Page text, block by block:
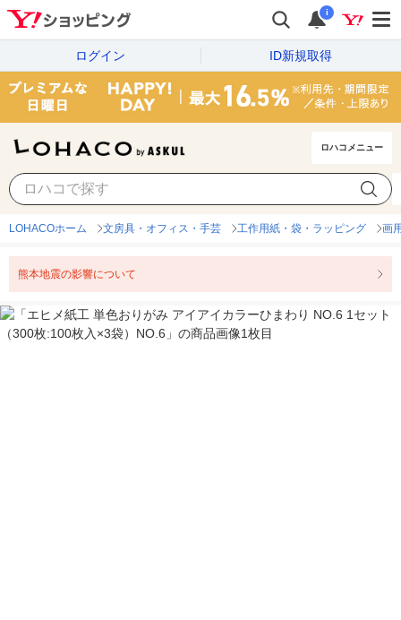
i
ログイン ID新規取得
ロハコメニュー
LOHACOホーム 文房具・オフィス・手芸 工作用紙・袋・ラッピング 画
熊本地震の影響について